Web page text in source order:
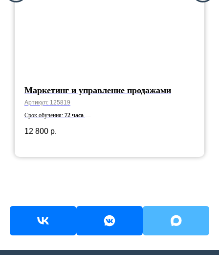
Маркетинг и управление продажами
Артикул: 125819
Срок обучения: 72 часа
12 800 р.